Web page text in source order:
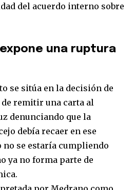
del acuerdo interno sobre
una ruptura
se sitúa en la decisión de
de remitir una carta al
denunciando que la
debía recaer en ese
no se estaría cumpliendo
ya no forma parte de